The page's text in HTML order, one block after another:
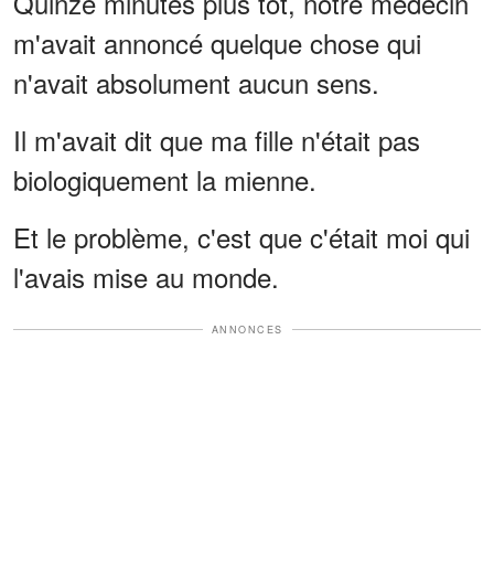
m'avait annoncé quelque chose qui
n'avait absolument aucun sens.
Il m'avait dit que ma fille n'était pas
biologiquement la mienne.
Et le problème, c'est que c'était moi qui
l'avais mise au monde.
ANNONCES